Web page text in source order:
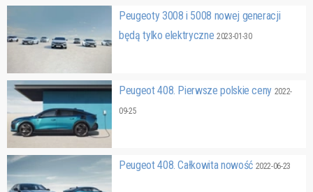
Peugeoty 3008 i 5008 nowej generacji
będą tylko elektryczne 2023-01-30
Peugeot 408. Pierwsze polskie ceny 2022-
09-25
Peugeot 408. Całkowita nowość 2022-06-23